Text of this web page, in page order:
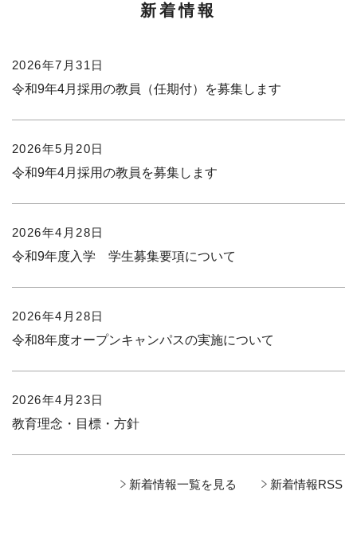
新着情報
2026年7月31日
令和9年4月採用の教員（任期付）を募集します
2026年5月20日
令和9年4月採用の教員を募集します
2026年4月28日
令和9年度入学 学生募集要項について
2026年4月28日
令和8年度オープンキャンパスの実施について
2026年4月23日
教育理念・目標・方針
新着情報一覧を見る 新着情報RSS